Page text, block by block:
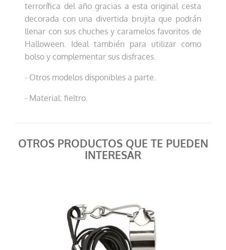
terrorífica del año gracias a esta original cesta
decorada con una divertida brujita que podrán
llenar con sus chuches y caramelos favoritos de
Halloween. Ideal también para utilizar como
bolso y complementar sus disfraces.
- Otros modelos disponibles a parte.
- Material: fieltro.
OTROS PRODUCTOS QUE TE PUEDEN
INTERESAR